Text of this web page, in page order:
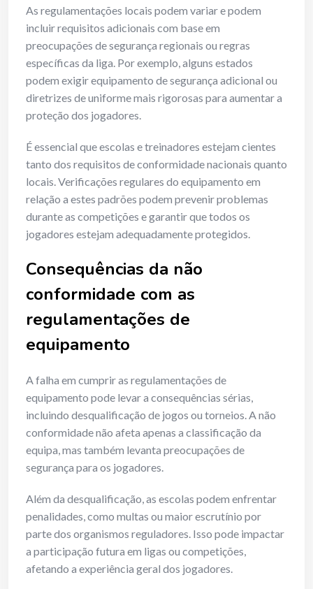
As regulamentações locais podem variar e podem
incluir requisitos adicionais com base em
preocupações de segurança regionais ou regras
específicas da liga. Por exemplo, alguns estados
podem exigir equipamento de segurança adicional ou
diretrizes de uniforme mais rigorosas para aumentar a
proteção dos jogadores.
É essencial que escolas e treinadores estejam cientes
tanto dos requisitos de conformidade nacionais quanto
locais. Verificações regulares do equipamento em
relação a estes padrões podem prevenir problemas
durante as competições e garantir que todos os
jogadores estejam adequadamente protegidos.
Consequências da não
conformidade com as
regulamentações de
equipamento
A falha em cumprir as regulamentações de
equipamento pode levar a consequências sérias,
incluindo desqualificação de jogos ou torneios. A não
conformidade não afeta apenas a classificação da
equipa, mas também levanta preocupações de
segurança para os jogadores.
Além da desqualificação, as escolas podem enfrentar
penalidades, como multas ou maior escrutínio por
parte dos organismos reguladores. Isso pode impactar
a participação futura em ligas ou competições,
afetando a experiência geral dos jogadores.